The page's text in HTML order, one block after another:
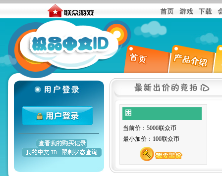
困
当前价：5000联众币
最小加价：100联众币